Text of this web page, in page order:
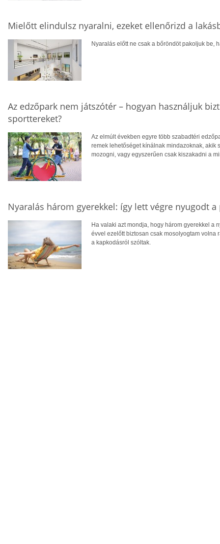
Mielőtt elindulsz nyaralni, ezeket ellenőrizd a
Nyaralás előtt ne csak a bőröndöt pakoljuk be,
Az edzőpark nem játszótér – hogyan használjuk
sporttereket?
Az elmúlt években egyre több szabadtéri
remek lehetőséget kínálnak mindazoknak,
mozogni, vagy egyszerűen csak kiszakadni a
Nyaralás három gyerekkel: így lett végre nyugodt a
Ha valaki azt mondja, hogy három gyerekkel a
évvel ezelőtt biztosan csak mosolyogtam
a kapkodásról szóltak.